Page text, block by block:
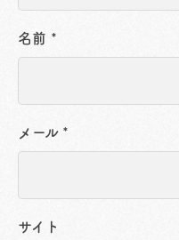
名前 *
メール *
サイト